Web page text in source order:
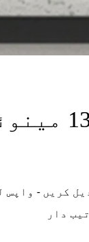
ایس ڈبلیو
کریں - واپس
دار